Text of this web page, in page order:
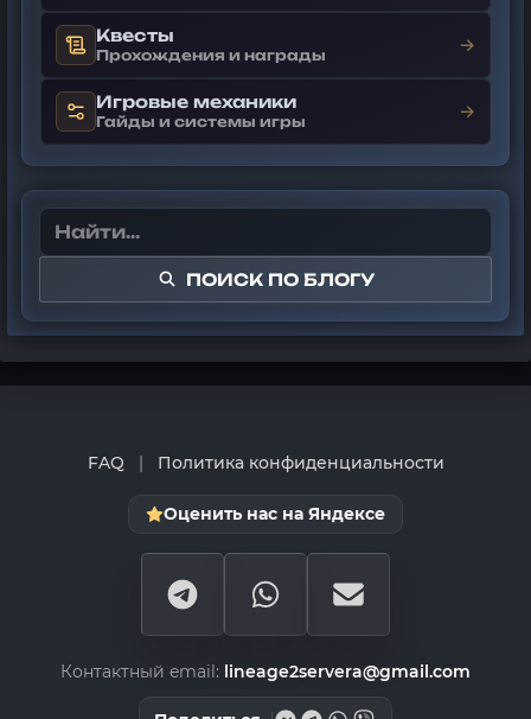
Квесты
Прохождения и награды →
Игровые механики
Гайды и системы игры →
ПОИСК ПО БЛОГУ
FAQ | Политика конфиденциальности
Оценить нас на Яндексе
Контактный email: lineage2servera@gmail.com